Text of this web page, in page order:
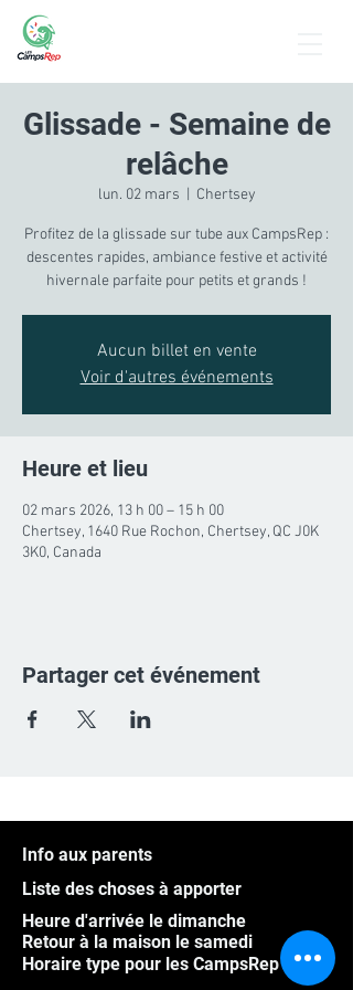
Glissade - Semaine de
relâche
lun. 02 mars Chertsey
Profitez de la glissade sur tube aux CampsRep :
descentes rapides, ambiance festive et activité
hivernale parfaite pour petits et grands !
Aucun billet en vente
Voir d'autres événements
Heure et lieu
02 mars 2026, 13 h 00 – 15 h 00
Chertsey, 1640 Rue Rochon, Chertsey, QC J0K
3K0, Canada
Partager cet événement
Info aux parents
Liste des choses à apporter
Heure d'arrivée le dimanche
Retour à la maison le samedi
Horaire type pour les CampsRep